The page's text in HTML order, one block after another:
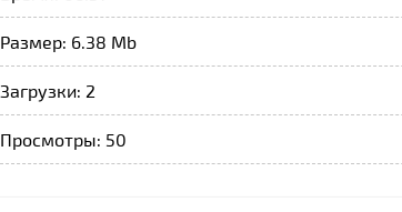
Размер: 6.38 Mb
Загрузки: 2
Просмотры: 50